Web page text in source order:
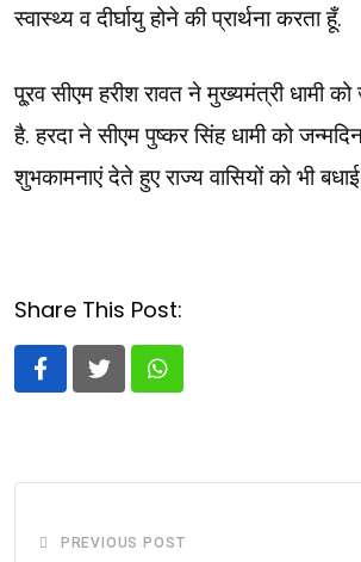
स्वास्थ्य व दीर्घायु होने की प्रार्थना करता हूँ.
पू्रव सीएम हरीश रावत ने मुख्यमंत्री धामी को
है. हरदा ने सीएम पुष्कर सिंह धामी को
शुभकामनाएं देते हुए राज्य वासियों को भी
Share This Post:
Whatsapp
PREVIOUS POST